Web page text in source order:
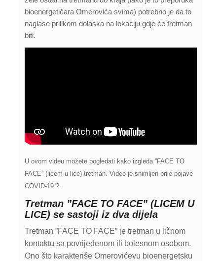
bioenergetičara Omerovića svima) potrebno je da to
naglase prilikom dolaska na lokaciju gdje će tretman
biti.
U ovom videu možete pogledati kako izgleda ”FACE TO
FACE” (licem u lice) tretman. Video je snimljen prije pojave
COVID-19 ?.
Tretman ”FACE TO FACE” (LICEM U
LICE) se sastoji iz dva dijela
Tretman ”FACE TO FACE” je tretman u ličnom
kontaktu sa povrijeđenom ili bolesnom osobom.
Ono što karakteriše Omerovićevu bioenergetsku